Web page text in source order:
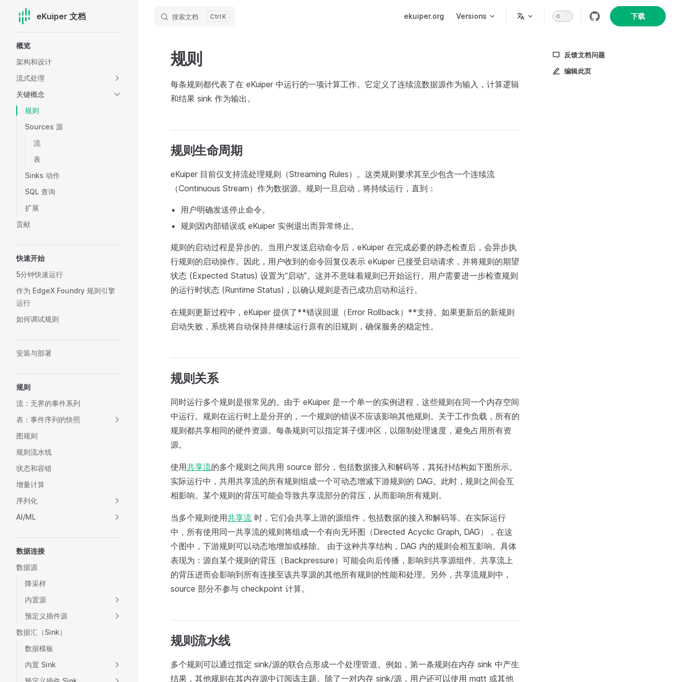
Skip to content
eKuiper 文档 搜索文档 K ekuiper.org Versions 下载
概览
架构和设计
流式处理
关键概念
规则
Sources 源
流
表
Sinks 动作
SQL 查询
扩展
贡献
快速开始
5分钟快速运行
作为 EdgeX Foundry 规则引擎
运行
如何调试规则
安装与部署
规则
流：无界的事件系列
表：事件序列的快照
图规则
规则流水线
状态和容错
增量计算
序列化
AI/ML
数据连接
数据源
降采样
内置源
预定义插件源
数据汇（Sink）
数据模板
内置 Sink
反馈文档问题
编辑此页
规则
每条规则都代表了在 eKuiper 中运行的一项计算工作。它定义了连续流数据源作为输入，计算逻辑
和结果 sink 作为输出。
规则生命周期
eKuiper 目前仅支持流处理规则（Streaming Rules）。这类规则要求其至少包含一个连续流
（Continuous Stream）作为数据源。规则一旦启动，将持续运行，直到：
用户明确发送停止命令。
规则因内部错误或 eKuiper 实例退出而异常终止。
规则的启动过程是异步的。当用户发送启动命令后，eKuiper 在完成必要的静态检查后，会异步执
行规则的启动操作。因此，用户收到的命令回复仅表示 eKuiper 已接受启动请求，并将规则的期望
状态 (Expected Status) 设置为“启动”。这并不意味着规则已开始运行。用户需要进一步检查规则
的运行时状态 (Runtime Status)，以确认规则是否已成功启动和运行。
在规则更新过程中，eKuiper 提供了**错误回退（Error Rollback）**支持。如果更新后的新规则
启动失败，系统将自动保持并继续运行原有的旧规则，确保服务的稳定性。
规则关系
同时运行多个规则是很常见的。由于 eKuiper 是一个单一的实例进程，这些规则在同一个内存空间
中运行。规则在运行时上是分开的，一个规则的错误不应该影响其他规则。关于工作负载，所有的
规则都共享相同的硬件资源。每条规则可以指定算子缓冲区，以限制处理速度，避免占用所有资
源。
使用共享流的多个规则之间共用 source 部分，包括数据接入和解码等，其拓扑结构如下图所示。
实际运行中，共用共享流的所有规则组成一个可动态增减下游规则的 DAG。此时，规则之间会互
相影响。某个规则的背压可能会导致共享流部分的背压，从而影响所有规则。
当多个规则使用共享流 时，它们会共享上游的源组件，包括数据的接入和解码等。在实际运行
中，所有使用同一共享流的规则将组成一个有向无环图（Directed Acyclic Graph, DAG），在这
个图中，下游规则可以动态地增加或移除。 由于这种共享结构，DAG 内的规则会相互影响。具体
表现为：源自某个规则的背压（Backpressure）可能会向后传播，影响到共享源组件。共享流上
的背压进而会影响到所有连接至该共享源的其他所有规则的性能和处理。另外，共享流规则中，
source 部分不参与 checkpoint 计算。
规则流水线
多个规则可以通过指定 sink/源的联合点形成一个处理管道。例如，第一条规则在内存 sink 中产生
结果，其他规则在其内存源中订阅该主题。除了一对内存 sink/源，用户还可以使用 mqtt 或其他